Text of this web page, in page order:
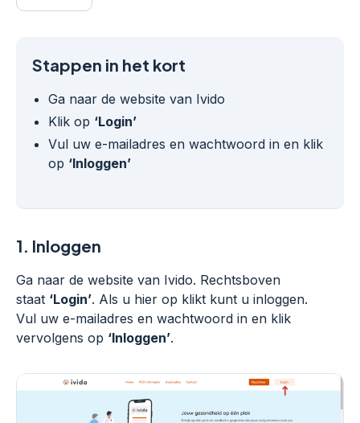
Stappen in het kort
Ga naar de website van Ivido
Klik op ‘Login’
Vul uw e-mailadres en wachtwoord in en klik
op ‘Inloggen’
1. Inloggen
Ga naar de website van Ivido. Rechtsboven
staat ‘Login’. Als u hier op klikt kunt u inloggen.
Vul uw e-mailadres en wachtwoord in en klik
vervolgens op ‘Inloggen’.